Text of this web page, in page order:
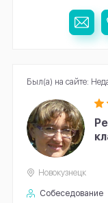
Собеседование
Новокузнецк
Был(а) на сайте: